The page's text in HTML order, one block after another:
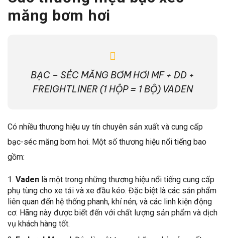
măng bơm hơi
BẠC – SÉC MĂNG BƠM HƠI MF + DD +
FREIGHTLINER (1 HỘP = 1 BỘ) VADEN
Có nhiều thương hiệu uy tín chuyên sản xuất và cung cấp
bạc-séc măng bơm hơi. Một số thương hiệu nổi tiếng bao
gồm:
Vaden là một trong những thương hiệu nổi tiếng cung cấp
phụ tùng cho xe tải và xe đầu kéo. Đặc biệt là các sản phẩm
liên quan đến hệ thống phanh, khí nén, và các linh kiện động
cơ. Hãng này được biết đến với chất lượng sản phẩm và dịch
vụ khách hàng tốt.